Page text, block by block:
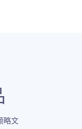
略文